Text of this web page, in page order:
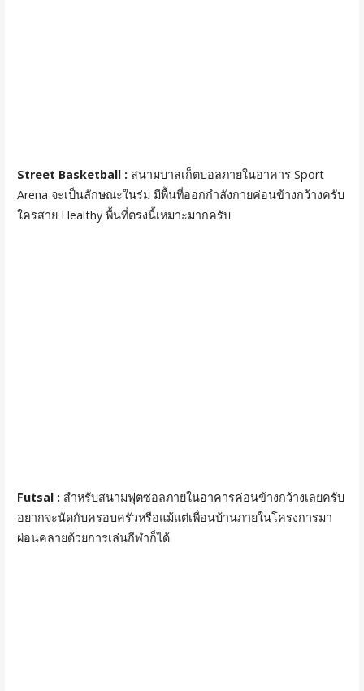
Street Basketball : สนามบาสเก็ตบอลภายในอาคาร Sport
Arena จะเป็นลักษณะในร่ม มีพื้นที่ออกกำลังกายค่อนข้างกว้างครับ
ใครสาย Healthy พื้นที่ตรงนี้เหมาะมากครับ
Futsal : สำหรับสนามฟุตซอลภายในอาคารค่อนข้างกว้างเลยครับ
อยากจะนัดกับครอบครัวหรือแม้แต่เพื่อนบ้านภายในโครงการมา
ผ่อนคลายด้วยการเล่นกีฬาก็ได้